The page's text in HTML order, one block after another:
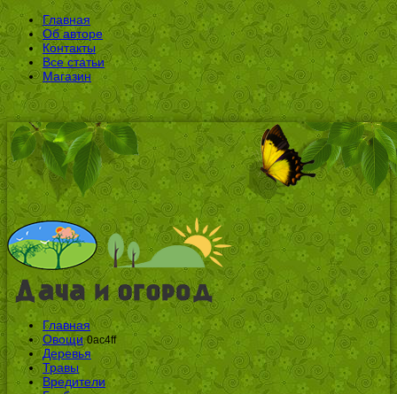
Главная
Об авторе
Контакты
Все статьи
Магазин
Главная
Овощи 0ac4ff
Деревья
Травы
Вредители